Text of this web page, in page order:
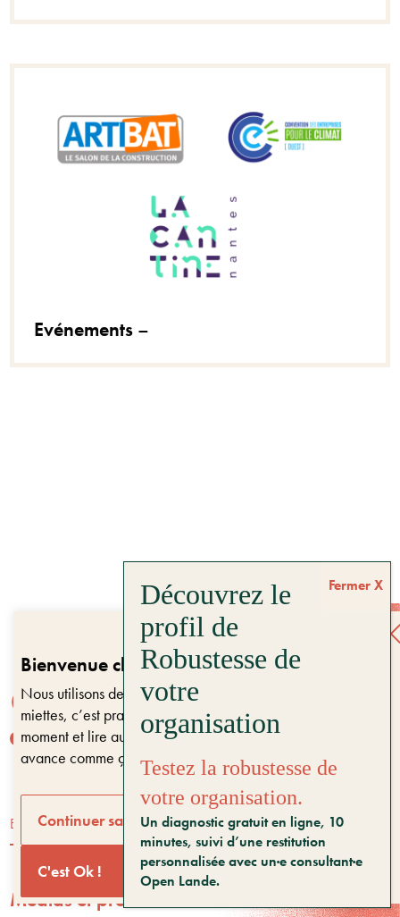
Bonjour, puis-je vous aider ?
Entreprises & territoires
Nous vous aidons à être encore là dans 10 ans
Evénements –
ENTREPRISES & TERRITOIRES
Médias et presse
Bienvenue chez Open Lande
Nous utilisons des cookies sur notre site. Ils ne font pas de
miettes, c’est pratique. Vous pouvez changer d’avis à tout
moment et lire aussi notrepolitique de confidentialité
avance comme ça ?
Continuer sans accepter
C'est Ok !
Testez la robustesse de
votre organisation.
Un diagnostic gratuit en ligne, 10
minutes, suivi d’une restitution
personnalisée avec un·e consultant·e
Open Lande.